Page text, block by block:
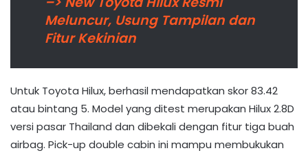
Meluncur, Usung Tampilan dan
Fitur Kekinian
Untuk Toyota Hilux, berhasil mendapatkan skor 83.42
atau bintang 5. Model yang ditest merupakan Hilux 2.8D
versi pasar Thailand dan dibekali dengan fitur tiga buah
airbag. Pick-up double cabin ini mampu membukukan